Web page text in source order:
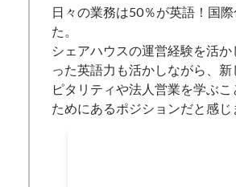
日々の業務は50％が英語！国際
た。
シェアハウスの運営経験を活
った英語力も活かしながら、新
ピタリティや法人営業を学ぶ
ためにあるポジションだと感じ